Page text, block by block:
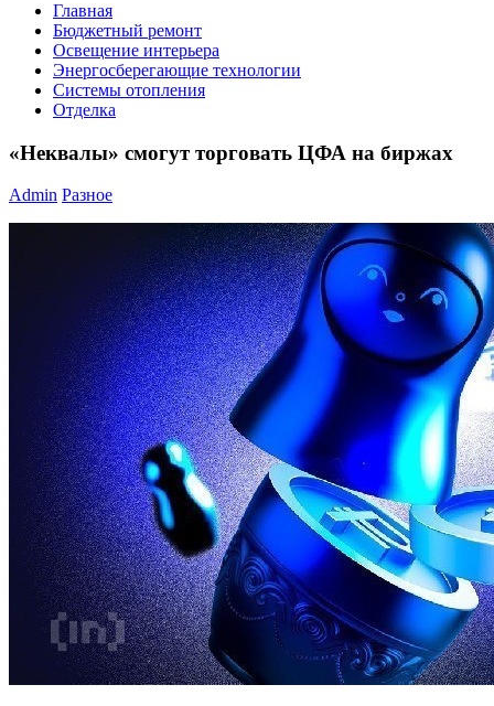
Главная
Бюджетный ремонт
Освещение интерьера
Энергосберегающие технологии
Системы отопления
Отделка
«Неквалы» смогут торговать ЦФА на биржах
Admin Разное